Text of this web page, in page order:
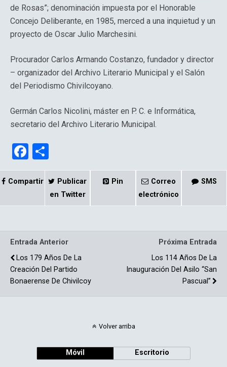
de Rosas”; denominación impuesta por el Honorable
Concejo Deliberante, en 1985, merced a una inquietud y un
proyecto de Oscar Julio Marchesini.
Procurador Carlos Armando Costanzo, fundador y director
– organizador del Archivo Literario Municipal y el Salón
del Periodismo Chivilcoyano.
Germán Carlos Nicolini, máster en P. C. e Informática,
secretario del Archivo Literario Municipal.
F
a
ce
k
o
m
p
Compartir
Publicar
en Twitter
Pin
Correo
electrónico
SMS
Entrada Anterior
Los 179 Años De La
Creación Del Partido
Bonaerense De Chivilcoy
Próxima Entrada
Los 114 Años De La
Inauguración Del Asilo “San
Pascual”
Volver arriba
Móvil Escritorio